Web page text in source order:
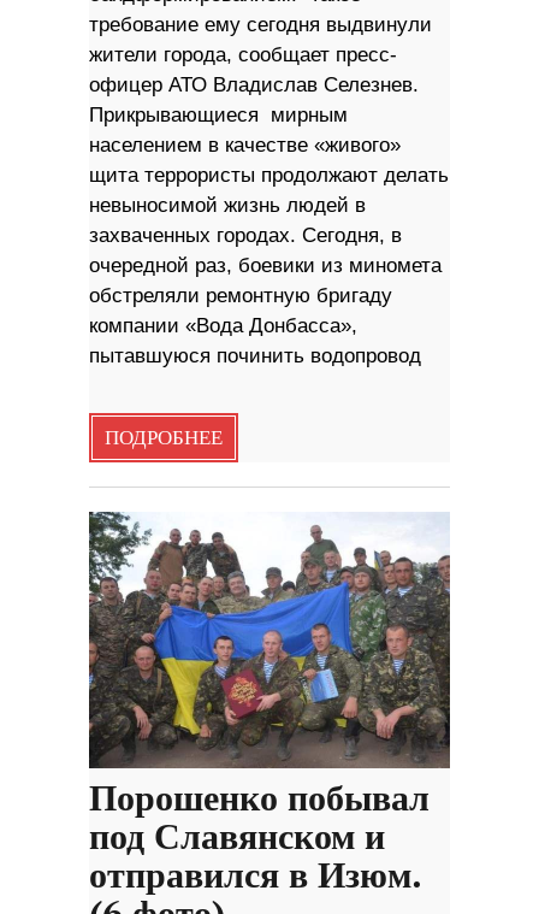
требование ему сегодня выдвинули
жители города, сообщает пресс-
офицер АТО Владислав Селезнев.
Прикрывающиеся мирным
населением в качестве «живого»
щита террористы продолжают делать
невыносимой жизнь людей в
захваченных городах. Сегодня, в
очередной раз, боевики из миномета
обстреляли ремонтную бригаду
компании «Вода Донбасса»,
пытавшуюся починить водопровод
ПОДРОБНЕЕ
Порошенко побывал
под Славянском и
отправился в Изюм.